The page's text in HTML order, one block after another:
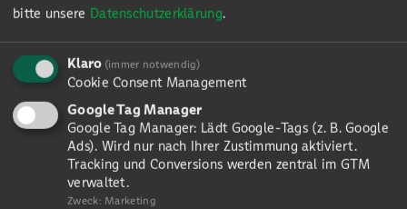
Einschleifservice Brillenglasbearbeitung, die
neue Maßstäbe setzt. Unsere Perfektion in
jedem Detail lässt jede Brille zu einem Unikat
werden. Wir bieten eine umfangreiche Palette
an Dienstleistungen für verschiedene
Brillenarten und spezialisierte
Bearbeitungstechniken. Ob für den täglichen
bitte unsere Datenschutzerklärung.
Klaro (immer notwendig)
Cookie Consent Management
Google Tag Manager
Google Tag Manager: Lädt Google-Tags (z. B. Google
Ads). Wird nur nach Ihrer Zustimmung aktiviert.
Tracking und Conversions werden zentral im GTM
verwaltet.
Zweck: Marketing